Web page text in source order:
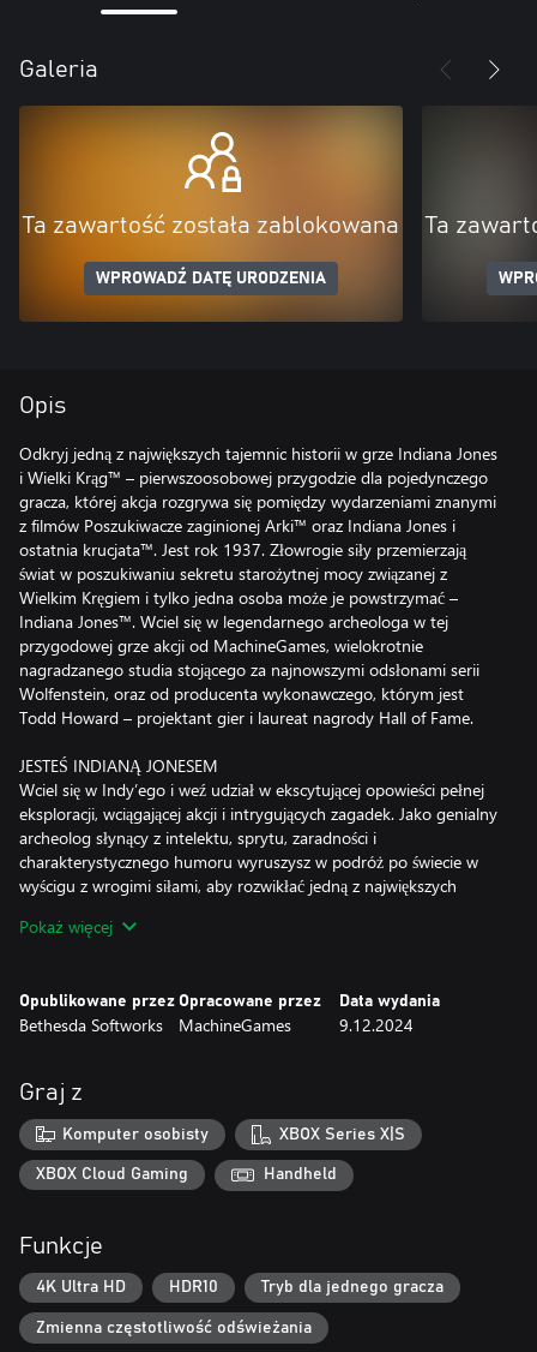
Galeria
Ta zawartość została zablokowana
WPROWADŹ DATĘ URODZENIA
Ta
Opis
Odkryj jedną z największych tajemnic historii w grze Indiana Jones
i Wielki Krąg™ – pierwszoosobowej przygodzie dla pojedynczego
gracza, której akcja rozgrywa się pomiędzy wydarzeniami znanymi
z filmów Poszukiwacze zaginionej Arki™ oraz Indiana Jones i
ostatnia krucjata™. Jest rok 1937. Złowrogie siły przemierzają
świat w poszukiwaniu sekretu starożytnej mocy związanej z
Wielkim Kręgiem i tylko jedna osoba może je powstrzymać –
Indiana Jones™. Wciel się w legendarnego archeologa w tej
przygodowej grze akcji od MachineGames, wielokrotnie
nagradzanego studia stojącego za najnowszymi odsłonami serii
Wolfenstein, oraz od producenta wykonawczego, którym jest
Todd Howard – projektant gier i laureat nagrody Hall of Fame.
JESTEŚ INDIANĄ JONESEM
Wciel się w Indy’ego i weź udział w ekscytującej opowieści pełnej
eksploracji, wciągającej akcji i intrygujących zagadek. Jako genialny
archeolog słynący z intelektu, sprytu, zaradności i
charakterystycznego humoru wyruszysz w podróż po świecie w
wyścigu z wrogimi siłami, aby rozwikłać jedną z największych
zatopionych świątyń Sukhothai i wielu innych ekscytujących
miejsc. Włamanie w środku nocy zakończone konfrontacją z
sekretu związanego z kradzieżą pozornie nieistotnego artefaktu.
Zawierając nowe sojusze i stawiając czoła znajomym wrogom,
spotkasz intrygujące postacie oraz użyjesz podstępu i sprytu, aby
rozwiązać starożytne zagadki i przetrwać intensywne wydarzenia.
SPRYTEM I BICZEM
jego ekwipunku i może być używany do odwracania uwagi,
rozbrajania i atakowania wrogów. Bicz to jednak nie tylko broń –
to najcenniejsze narzędzie do pokonywania najtrudniejszych
nawet lokacji. Przelatuj nad niepodejrzewającymi niczego
patrolami i wspinaj się po ścianach, przemierzając imponujący
Pokaż więcej
Opublikowane przez
Bethesda Softworks
Opracowane przez
MachineGames
Data wydania
9.12.2024
Graj z
Komputer osobisty XBOX Series X|S
XBOX Cloud Gaming Handheld
Funkcje
4K Ultra HD HDR10 Tryb dla jednego gracza
Zmienna częstotliwość odświeżania